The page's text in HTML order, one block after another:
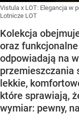
Vistula x LOT: Elegancja w
Lotnicze LOT
Kolekcja
oraz
odpowiadają na
przemieszczania
lekkie,
które sprawiają,
wymiar: pewny,